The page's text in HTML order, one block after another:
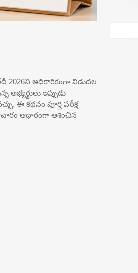
2026ని అధికారికంగా విడుదల
ఇప్పుడు
ఈ కథనం పూర్తి పరీక్ష
ఆధారంగా ఆశించిన